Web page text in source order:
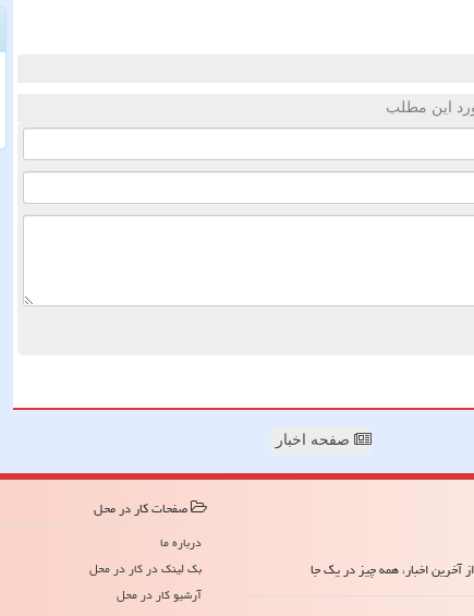
این مطلب
صفحه اخبار
آخرین اخبار، همه چیز در یک جا
صفحات كار در محل
درباره ما
بک لینک در كار در محل
آرشیو كار در محل